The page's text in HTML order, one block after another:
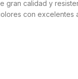
calidad y
con